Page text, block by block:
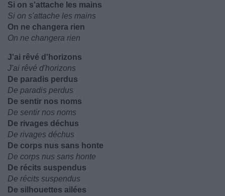
Si on s'attache les mains
Si on s'attache les mains
On ne changera rien
On ne changera rien
J'ai rêvé d'horizons
J'ai rêvé d'horizons
De paradis perdus
De paradis perdus
De sentir nos noms
De sentir nos noms
De rivages déchus
De rivages déchus
De corps nus sans honte
De corps nus sans honte
De récits suspendus
De récits suspendus
De silhouettes ailées